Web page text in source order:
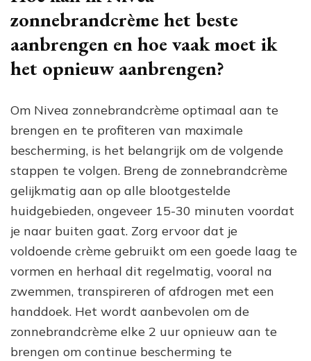
zonnebrandcrème het beste
aanbrengen en hoe vaak moet ik
het opnieuw aanbrengen?
Om Nivea zonnebrandcrème optimaal aan te
brengen en te profiteren van maximale
bescherming, is het belangrijk om de volgende
stappen te volgen. Breng de zonnebrandcrème
gelijkmatig aan op alle blootgestelde
huidgebieden, ongeveer 15-30 minuten voordat
je naar buiten gaat. Zorg ervoor dat je
voldoende crème gebruikt om een goede laag te
vormen en herhaal dit regelmatig, vooral na
zwemmen, transpireren of afdrogen met een
handdoek. Het wordt aanbevolen om de
zonnebrandcrème elke 2 uur opnieuw aan te
brengen om continue bescherming te